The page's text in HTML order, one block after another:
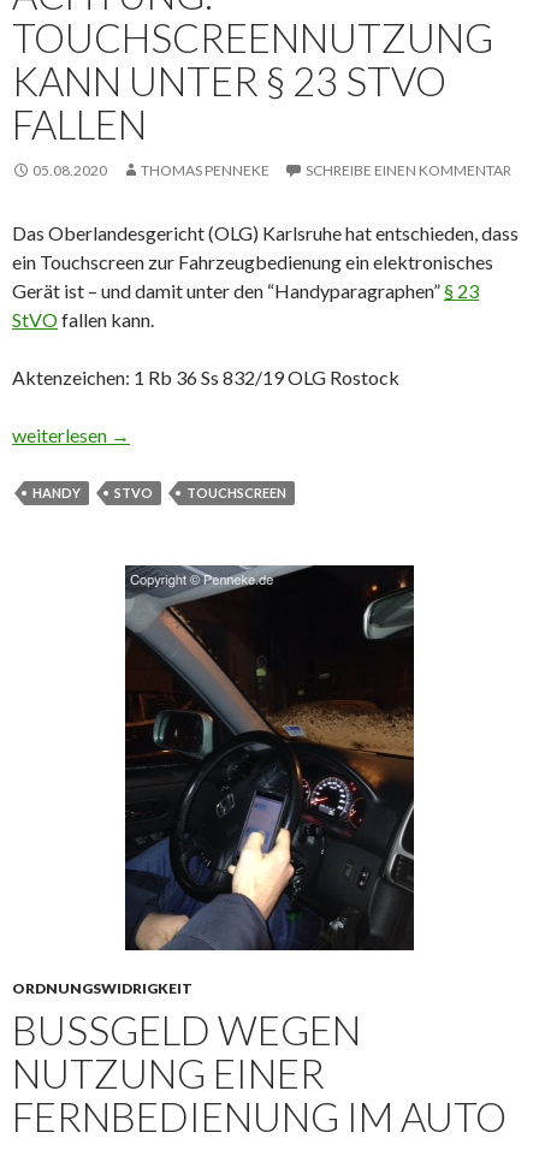
TOUCHSCREENNUTZUNG
KANN UNTER § 23 STVO
FALLEN
05.08.2020 THOMAS PENNEKE SCHREIBE EINEN KOMMENTAR
Das Oberlandesgericht (OLG) Karlsruhe hat entschieden, dass
ein Touchscreen zur Fahrzeugbedienung ein elektronisches
Gerät ist – und damit unter den “Handyparagraphen”§ 23
StVOfallen kann.
Aktenzeichen: 1 Rb 36 Ss 832/19 OLG Rostock
Achtung: Touchscreennutzung kann unter § 23 StVO fallen
weiterlesen →
HANDY STVO TOUCHSCREEN
ORDNUNGSWIDRIGKEIT
BUSSGELD WEGEN N
UTZUNG EINER F
ERNBEDIENUNG IM AUTO